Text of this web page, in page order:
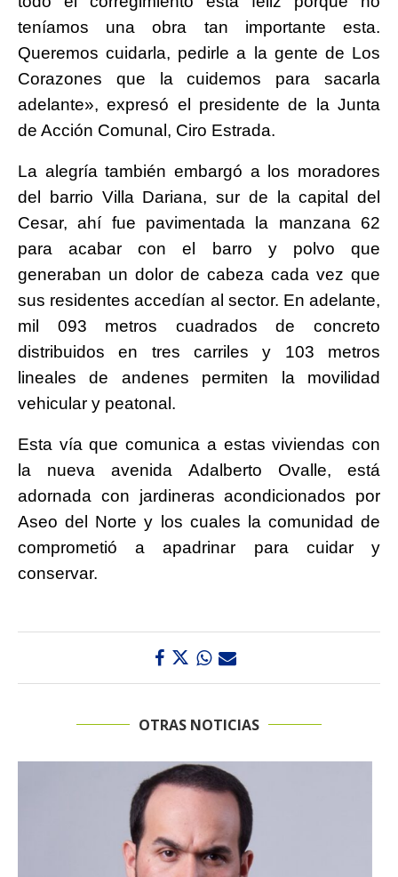
teníamos una obra tan importante esta.
Queremos cuidarla, pedirle a la gente de Los
Corazones que la cuidemos para sacarla
adelante», expresó el presidente de la Junta
de Acción Comunal, Ciro Estrada.
La alegría también embargó a los moradores
del barrio Villa Dariana, sur de la capital del
Cesar, ahí fue pavimentada la manzana 62
para acabar con el barro y polvo que
generaban un dolor de cabeza cada vez que
sus residentes accedían al sector. En adelante,
mil 093 metros cuadrados de concreto
distribuidos en tres carriles y 103 metros
lineales de andenes permiten la movilidad
vehicular y peatonal.
Esta vía que comunica a estas viviendas con
la nueva avenida Adalberto Ovalle, está
adornada con jardineras acondicionados por
Aseo del Norte y los cuales la comunidad de
comprometió a apadrinar para cuidar y
conservar.
OTRAS NOTICIAS